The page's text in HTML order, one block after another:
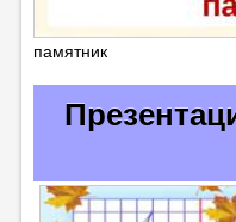
памятник